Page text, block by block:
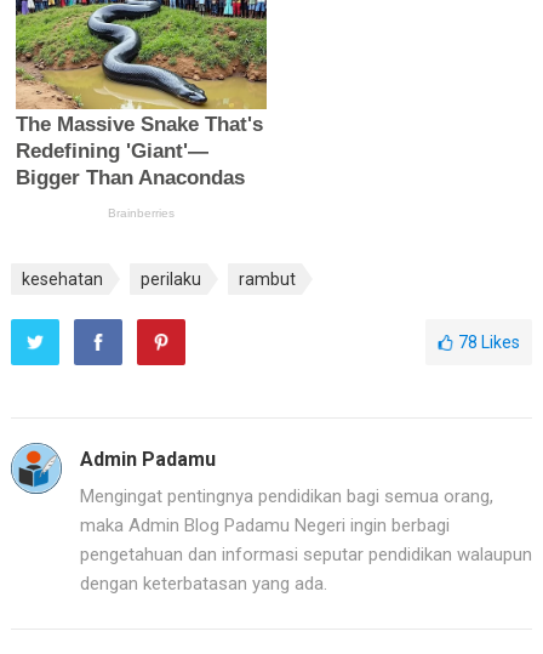
kesehatan perilaku rambut
78 Likes
Admin Padamu
Mengingat pentingnya pendidikan bagi semua orang,
maka Admin Blog Padamu Negeri ingin berbagi
pengetahuan dan informasi seputar pendidikan walaupun
dengan keterbatasan yang ada.